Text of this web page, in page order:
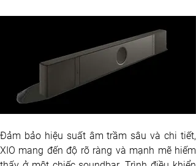
Đảm bảo hiệu suất âm trầm sâu và chi tiết,
XIO mang đến độ rõ ràng và mạnh mẽ hiếm